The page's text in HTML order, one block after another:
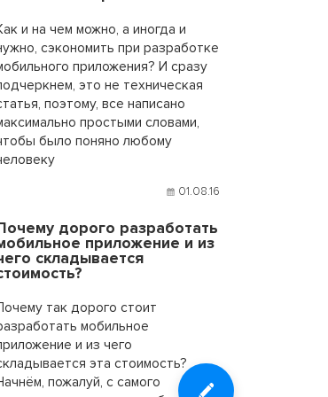
и на чем можно, а иногда и
сэкономить при разработке
приложения? И сразу
это не техническая
поэтому, все написано
простыми словами,
было поняно любому
01.08.16
дорого разработать
приложение и из
складывается
так дорого стоит
мобильное
и из чего
эта стоимость?
пожалуй, с самого